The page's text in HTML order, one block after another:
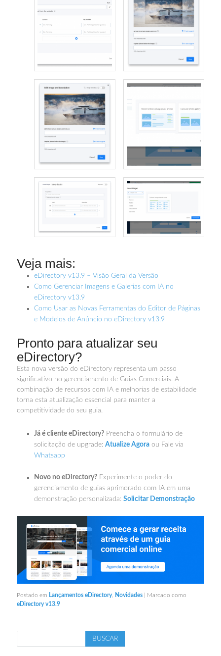
Veja mais:
eDirectory v13.9 – Visão Geral da Versão
Como Gerenciar Imagens e Galerias com IA no
eDirectory v13.9
Como Usar as Novas Ferramentas do Editor de Páginas
e Modelos de Anúncio no eDirectory v13.9
Pronto para atualizar seu
eDirectory?
Esta nova versão do eDirectory representa um passo
significativo no gerenciamento de Guias Comerciais. A
combinação de recursos com IA e melhorias de estabilidade
torna esta atualização essencial para manter a
competitividade do seu guia.
Já é cliente eDirectory? Preencha o formulário de
solicitação de upgrade:Atualize Agora ou Fale via
Whatsapp
Novo no eDirectory? Experimente o poder do
gerenciamento de guias aprimorado com IA em uma
demonstração personalizada:Solicitar Demonstração
Postado em Lançamentos eDirectory, Novidades
Marcado como
eDirectory v13.9